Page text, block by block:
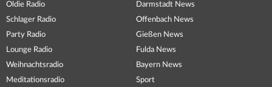
Oldie Radio
Schlager Radio
Party Radio
Lounge Radio
Weihnachtsradio
Meditationsradio
Darmstadt News
Offenbach News
Gießen News
Fulda News
Bayern News
Sport